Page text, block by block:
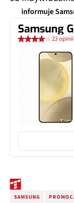
informuje
Samsung
23 opinii
SAMSUNG